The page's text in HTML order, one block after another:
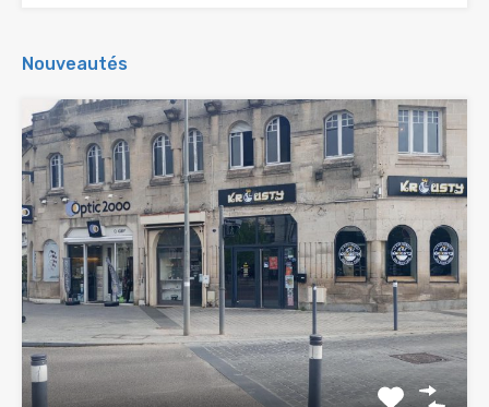
Nouveautés